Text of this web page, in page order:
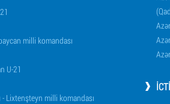
milli komandası
U-21
Lixtenşteyn milli komandası